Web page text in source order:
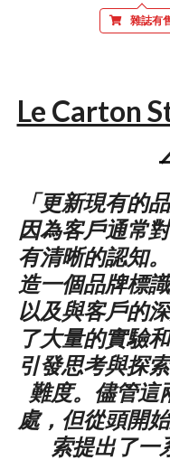
雜誌有
Le Carton
「更新現有的
因為客戶通常
有清晰的認知
造一個品牌標
以及與客戶的
了大量的實驗
引發思考與探
難度。儘管這
處，但從頭開
索提出了一